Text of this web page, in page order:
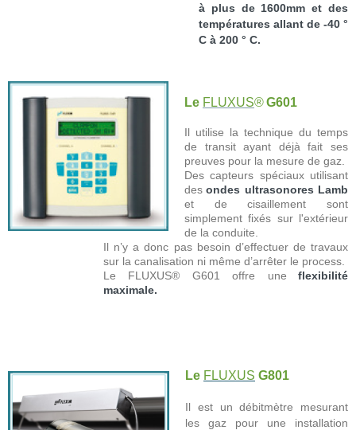
à plus de 1600mm et des
températures allant de -40 °
C à 200 ° C.
Le FLUXUS®G601
Il utilise la technique du temps
de transit ayant déjà fait ses
preuves pour la mesure de gaz.
Des capteurs spéciaux utilisant
des ondes ultrasonores Lamb
et de cisaillement sont
simplement fixés sur l'extérieur
de la conduite.
Il n’y a donc pas besoin d’effectuer de travaux
sur la canalisation ni même d’arrêter le process.
Le FLUXUS® G601 offre une
flexibilité
maximale.
Le FLUXUS G801
Il est un débitmètre mesurant
les gaz pour une installation